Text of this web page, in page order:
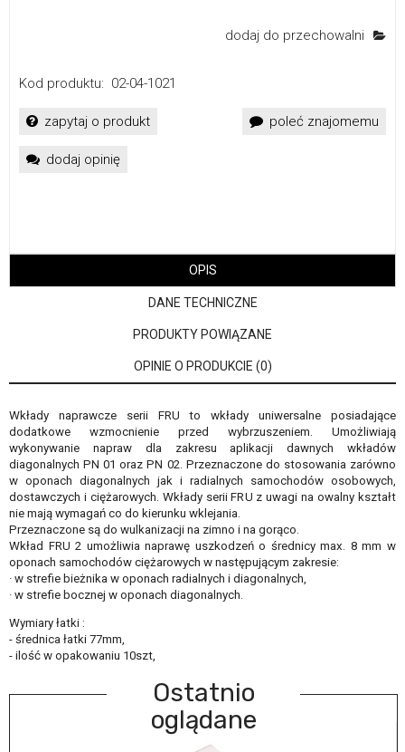
dodaj do przechowalni
Kod produktu: 02-04-1021
zapytaj o produkt poleć znajomemu
dodaj opinię
OPIS
DANE TECHNICZNE
PRODUKTY POWIĄZANE
OPINIE O PRODUKCIE (0)
Wkłady naprawcze serii FRU to wkłady uniwersalne posiadające
dodatkowe wzmocnienie przed wybrzuszeniem. Umożliwiają
wykonywanie napraw dla zakresu aplikacji dawnych wkładów
diagonalnych PN 01 oraz PN 02. Przeznaczone do stosowania zarówno
w oponach diagonalnych jak i radialnych samochodów osobowych,
dostawczych i ciężarowych. Wkłady serii FRU z uwagi na owalny kształt
nie mają wymagań co do kierunku wklejania.
Przeznaczone są do wulkanizacji na zimno i na gorąco.
Wkład FRU 2 umożliwia naprawę uszkodzeń o średnicy max. 8 mm w
oponach samochodów ciężarowych w następującym zakresie:
· w strefie bieżnika w oponach radialnych i diagonalnych,
· w strefie bocznej w oponach diagonalnych.
Wymiary łatki :
- średnica łatki 77mm,
- ilość w opakowaniu 10szt,
Ostatnio
oglądane